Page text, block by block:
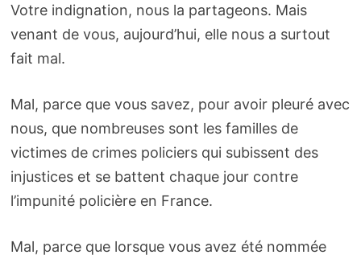
Votre indignation, nous la partageons. Mais
venant de vous, aujourd’hui, elle nous a surtout
fait mal.
Mal, parce que vous savez, pour avoir pleuré avec
nous, que nombreuses sont les familles de
victimes de crimes policiers qui subissent des
injustices et se battent chaque jour contre
l’impunité policière en France.
Mal, parce que lorsque vous avez été nommée